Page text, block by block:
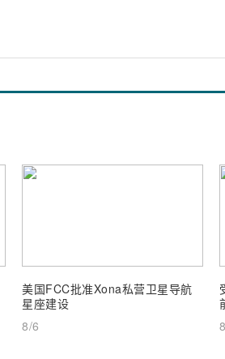
美国FCC批准Xona私营卫星导航
星座建设
8/6